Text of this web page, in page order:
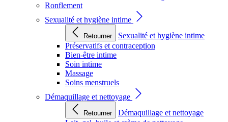
Ronflement
Sexualité et hygiène intime
Retourner
Sexualité et hygiène intime
Préservatifs et contraception
Bien-être intime
Soin intime
Massage
Soins menstruels
Démaquillage et nettoyage
Retourner
Démaquillage et nettoyage